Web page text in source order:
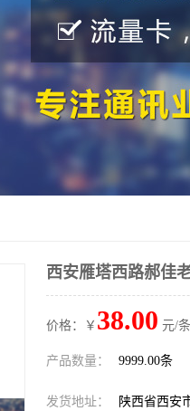
西安雁塔西路郝佳
价格：￥ 38.00 元/
产品数量： 9999.00条
发货地址： 陕西省西安